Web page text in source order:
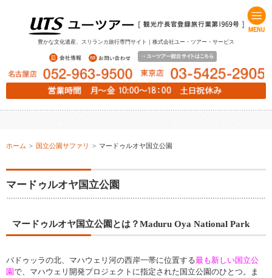
豊かな文化遺産、スリランカ旅行専門サイト｜株式会社ユー・ツアー・サービス
ホーム > 国立公園サファリ > マードゥルオヤ国立公園
マードゥルオヤ国立公園
マードゥルオヤ国立公園とは？Maduru Oya National Park
バドゥッラの北、マハウェリ河の西岸一帯に位置する最も新しい国立公
園で、マハウェリ開発プロジェクトに指定された国立公園のひとつ。ま